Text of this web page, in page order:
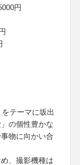
円
テーマに坂出
の個性豊かな
物に向かい合
、撮影機種は